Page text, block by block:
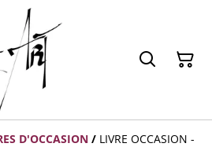
D'OCCASION / LIVRE OCCASION -